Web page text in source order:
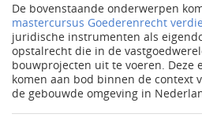
De bovenstaande onderwerpen
mastercursus Goederenrecht
juridische instrumenten als
opstalrecht die in de
bouwprojecten uit te voeren. Deze
komen aan bod binnen de context
de gebouwde omgeving in